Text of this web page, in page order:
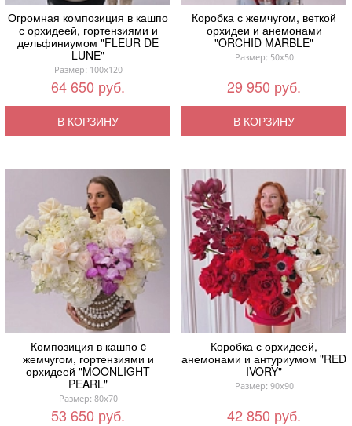
Огромная композиция в кашпо
с орхидеей, гортензиями и
дельфиниумом "FLEUR DE
LUNE"
Размер: 100x120
64 650 руб.
В КОРЗИНУ
Коробка с жемчугом, веткой
орхидеи и анемонами
"ORCHID MARBLE"
Размер: 50x50
29 950 руб.
В КОРЗИНУ
Композиция в кашпо c
жемчугом, гортензиями и
орхидеей "MOONLIGHT
PEARL"
Размер: 80x70
53 650 руб.
Коробка с орхидеей,
анемонами и антуриумом "RED
IVORY"
Размер: 90x90
42 850 руб.